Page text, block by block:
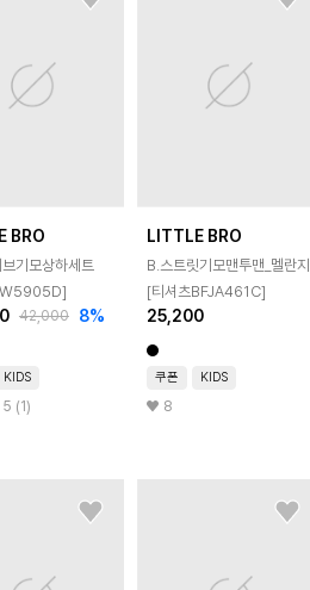
BRO
기모상하세트
42,000 8%
KIDS
5 (1)
LITTLE BRO
B.스트릿기모맨투맨_멜란지
[티셔츠BFJA461C]
25,200
쿠폰 KIDS
8